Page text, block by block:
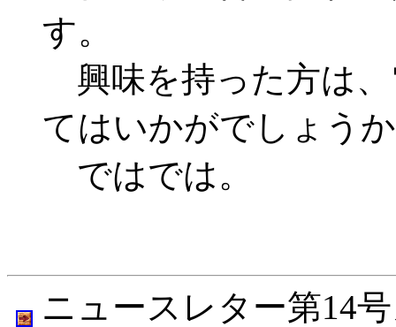
す。
興味を持った方は
てはいかがでしょう
ではでは。
ニュースレター第14